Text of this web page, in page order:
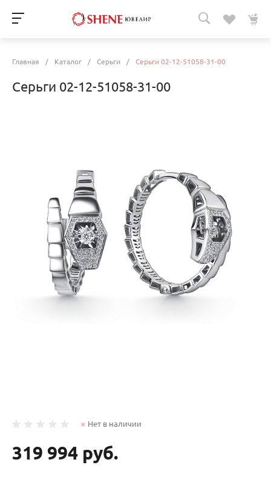
Главная / Каталог / Серьги / Серьги 02-12-51058-31-00
Серьги 02-12-51058-31-00
Нет в наличии
319 994 руб.